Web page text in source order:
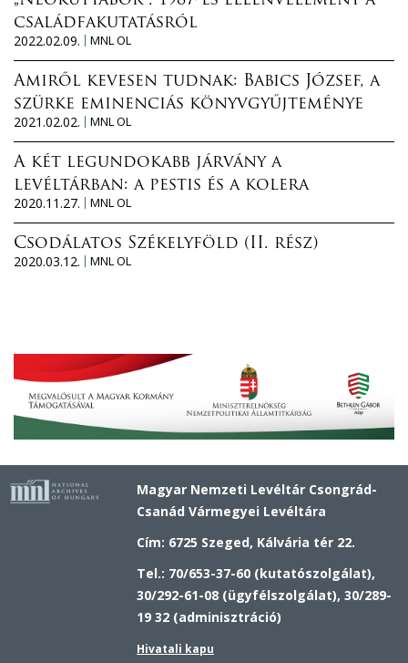
családfakutatásról
2022.02.09.
MNL OL
Amiről kevesen tudnak: Babics József, a
szürke eminenciás könyvgyűjteménye
2021.02.02.
MNL OL
A két legundokabb járvány a
levéltárban: a pestis és a kolera
2020.11.27.
MNL OL
Csodálatos Székelyföld (II. rész)
2020.03.12.
MNL OL
Magyar Nemzeti Levéltár Csongrád-
Csanád Vármegyei Levéltára
Cím: 6725 Szeged, Kálvária tér 22.
Tel.: 70/653-37-60 (kutatószolgálat),
30/292-61-08 (ügyfélszolgálat), 30/289-
19 32 (adminisztráció)
Hivatali kapu